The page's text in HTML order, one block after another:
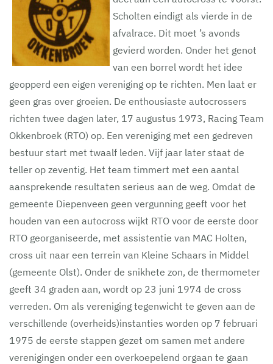
Scholten eindigt als vierde in de
afvalrace. Dit moet ’s avonds
gevierd worden. Onder het genot
van een borrel wordt het idee
geopperd een eigen vereniging op te richten. Men laat er
geen gras over groeien. De enthousiaste autocrossers
richten twee dagen later, 17 augustus 1973, Racing Team
Okkenbroek (RTO) op. Een vereniging met een gedreven
bestuur start met twaalf leden. Vijf jaar later staat de
teller op zeventig. Het team timmert met een aantal
aansprekende resultaten serieus aan de weg. Omdat de
gemeente Diepenveen geen vergunning geeft voor het
houden van een autocross wijkt RTO voor de eerste door
RTO georganiseerde, met assistentie van MAC Holten,
cross uit naar een terrein van Kleine Schaars in Middel
(gemeente Olst). Onder de snikhete zon, de thermometer
geeft 34 graden aan, wordt op 23 juni 1974 de cross
verreden. Om als vereniging tegenwicht te geven aan de
verschillende (overheids)instanties worden op 7 februari
1975 de eerste stappen gezet om samen met andere
verenigingen onder een overkoepelend orgaan te gaan